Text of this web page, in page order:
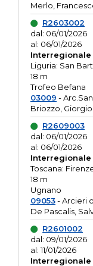
Merlo,
R2603002
dal: 06/01/2026
al: 06/01/2026
Interregionale
Liguria: San
18 m
Trofeo Befana
03009 -
Briozzo, Giorgio
R2609003
dal: 06/01/2026
al: 06/01/2026
Interregionale
Toscana:
18 m
Ugnano
09053- Arcieri
De Pascalis,
R2601002
dal: 09/01/2026
al: 11/01/2026
Interregionale